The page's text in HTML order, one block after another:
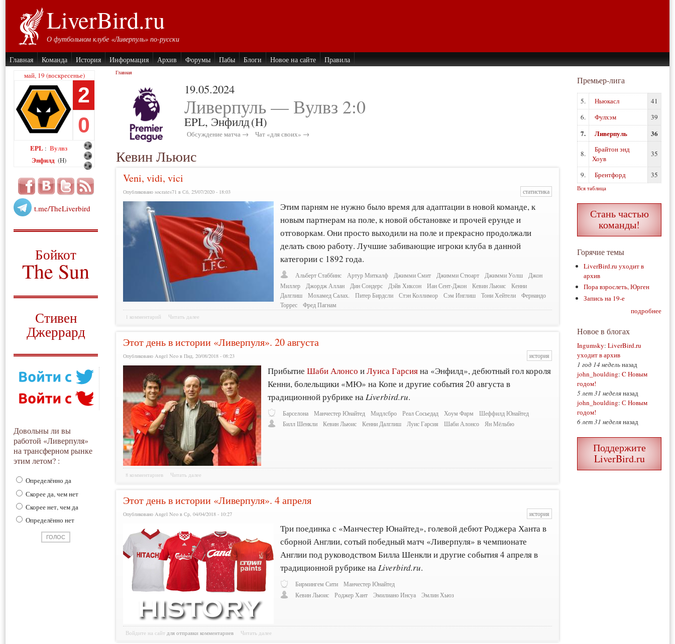
LiverBird.ru
О футбольном клубе «Ливерпуль» по-русски
Главная Команда История Информация Архив Форумы Пабы Блоги Новое на сайте Правила
май, 19 (воскресенье)
2
0
EPL : Вулвз
Энфилд (H)
t.me/TheLiverbird
Бойкот
The Sun
Стивен
Джеррард
Довольны ли вы
работой «Ливерпуля»
на трансферном рынке
этим летом? :
Определённо да
Скорее да, чем нет
Скорее нет, чем да
Определённо нет
Главная
19.05.2024
Ливерпуль — Вулвз 2:0
EPL, Энфилд(H)
Обсуждение матча → Чат «для своих» →
Кевин Льюис
Veni, vidi, vici
Опубликовано socrates71 в Сб, 25/07/2020 - 18:03 статистика
Этим парням не нужно было время для адаптации в новой команде, к
новым партнерам на поле, к новой обстановке и прочей ерунде и
отговоркам. Они просто выходили на поле и прекрасно продолжали
делать свою работу. Лучшие забивающие игроки клуба в данной
категории с 1892 года.
Альберт Стаббинс Артур Миткалф Джимми Смит Джимми Стюарт Джимми Уолш
Джон
Миллер
Джордж Аллан Дин Сондерс Дэйв Хиксон Иан Сент-Джон Кевин Льюис
Кенни
Далглиш
Мохамед Салах. Питер Бирдсли Стэн Коллимор Сэм Инглиш Тони Хейтели
Фернандо
Торрес
Фред Пагнам
1 комментарий Читать далее
Этот день в истории «Ливерпуля». 20 августа
Опубликовано Angel Neo в Пнд, 20/08/2018 - 08:23 история
ПрибытиеШаби Алонсо иЛуиса Гарсияна «Энфилд», дебютный гол короля
Кенни, болельщики «МЮ» на Копе и другие события 20 августа в
традиционной рубрике на Liverbird.ru.
Барселона Манчестер Юнайтед Мидлсбро Реал Сосьедад Хоум Фарм
Шеффилд Юнайтед
Билл Шенкли
Кевин Льюис Кенни Далглиш Луис Гарсия Шаби Алонсо Ян Мёльбю
8 комментариев Читать далее
Этот день в истории «Ливерпуля». 4 апреля
Опубликовано Angel Neo в Ср, 04/04/2018 - 10:27 история
Три поединка с «Манчестер Юнайтед», голевой дебют Роджера Ханта в
сборной Англии, сотый победный матч «Ливерпуля» в чемпионате
Англии под руководством Билла Шенкли и другие события 4 апреля в
традиционной рубрике наLiverbird.ru.
Бирмингем Сити
Манчестер Юнайтед
Кевин Льюис
Роджер Хант Эмилиано Инсуа Эмлин Хьюз
Войдите на сайт для отправки комментариев Читать далее
Премьер-лига
5. Ньюкасл
41
6.
Фулхэм 39
7. Ливерпуль 36
8.
Брайтон энд
Хоув
35
9. Брентфорд 35
Вся таблица
Стань частью
команды!
Горячие темы
LiverBird.ru уходит в
архив
Пора взрослеть, Юрген
Запись на 19-е
подробнее
Новое в блогах
Ingumsky: LiverBird.ru
уходит в архив
1 год 14 недельназад
john_houlding: C Новым
годом!
5 лет 31 неделяназад
john_houlding: С Новым
годом!
6 лет 31 неделяназад
Поддержите
LiverBird.ru